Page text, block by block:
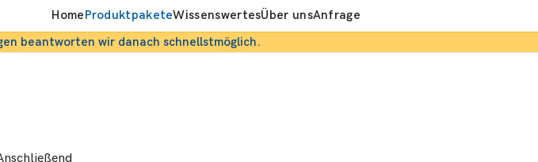
HomeProduktpaketeWissenswertesÜber unsAnfrage
beantworten wir danach schnellstmöglich.